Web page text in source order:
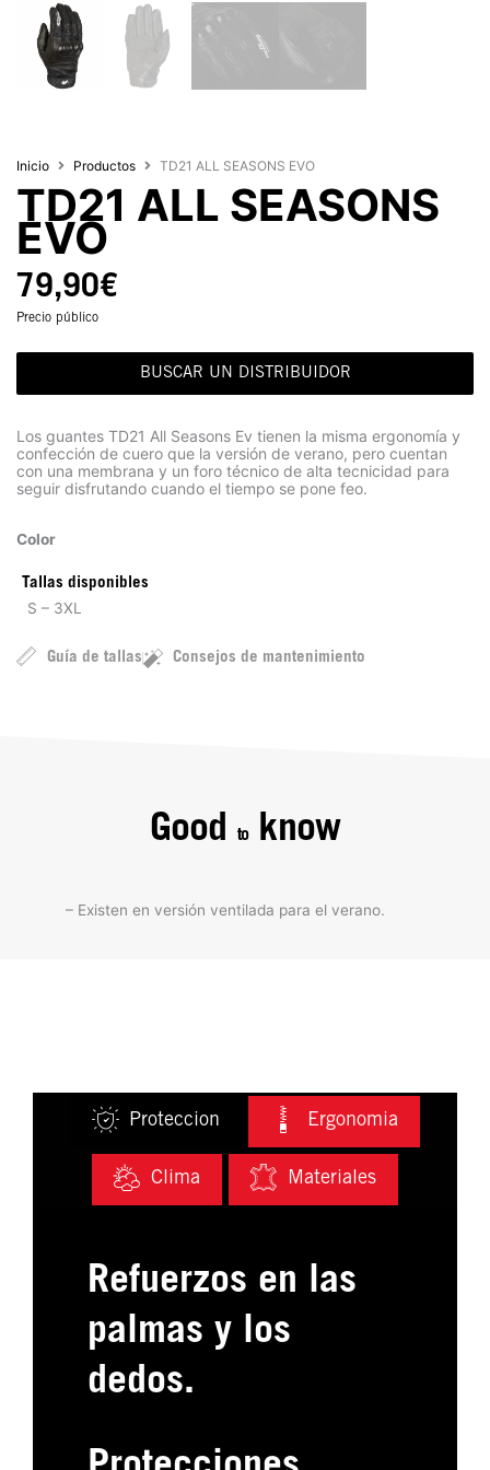
Inicio Productos TD21 ALL SEASONS EVO
TD21 ALL SEASONS
EVO
79,90€
Precio público
BUSCAR UN DISTRIBUIDOR
Los guantes TD21 All Seasons Ev tienen la misma ergonomía y
confección de cuero que la versión de verano, pero cuentan
con una membrana y un foro técnico de alta tecnicidad para
seguir disfrutando cuando el tiempo se pone feo.
Color
Tallas disponibles
S – 3XL
Guía de tallas Consejos de mantenimiento
Good toknow
– Existen en versión ventilada para el verano.
Proteccion Ergonomia
Clima Materiales
Refuerzos en las
palmas y los
dedos.